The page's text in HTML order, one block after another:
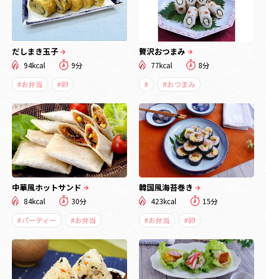
だしまき玉子
94kcal
9分
#お弁当
#卵
贅沢おつまみ
77kcal
8分
#
#おつまみ
中華風ホットサンド
84kcal
30分
#パーティー
#お弁当
韓国風海苔巻き
423kcal
15分
#お弁当
#卵